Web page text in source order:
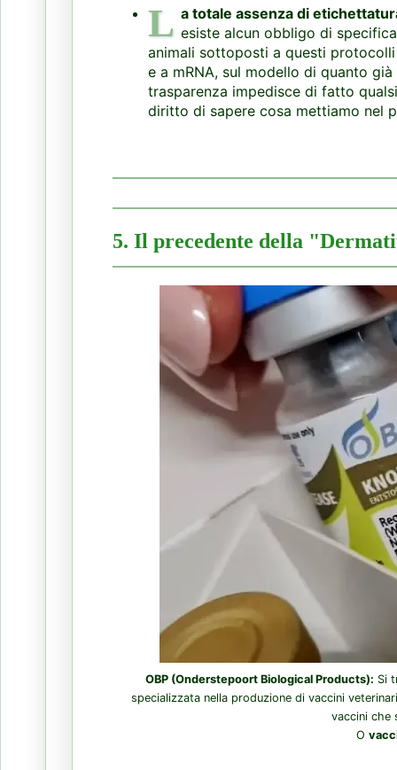
L a totale assenza di
esiste alcun obbligo di
animali sottoposti a questi
e a mRNA, sul modello di quanto
trasparenza impedisce di fatto
diritto di sapere cosa mettiamo nel
5. Il precedente della
OBP (Onderstepoort Biological Products): Si
specializzata nella produzione di vaccini
vaccini che
O